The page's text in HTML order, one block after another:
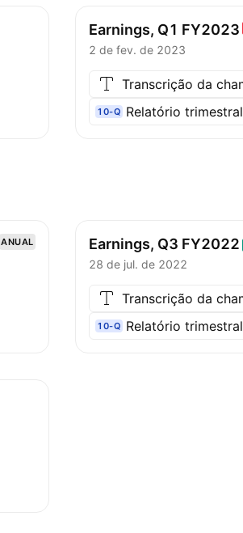
Earnings, Q1 FY2023
2 de fev. de 2023
Transcrição da
10-Q Relatório trimestral
ANUAL Earnings, Q3 FY2022
28 de jul. de 2022
Transcrição da
10-Q Relatório trimestral